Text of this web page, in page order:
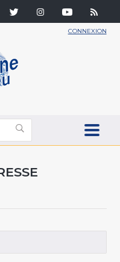
CONNEXION